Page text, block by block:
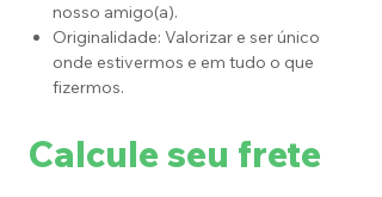
nosso amigo(a).
Originalidade: Valorizar e ser único
onde estivermos e em tudo o que
fizermos.
Calcule seu frete